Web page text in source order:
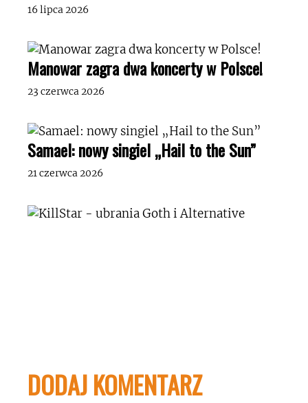
16 lipca 2026
Manowar zagra dwa koncerty w Polsce!
23 czerwca 2026
Samael: nowy singiel „Hail to the Sun”
21 czerwca 2026
DODAJ KOMENTARZ